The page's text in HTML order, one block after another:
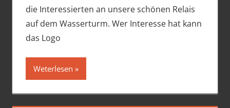
die Interessierten an unsere schönen Relais
auf dem Wasserturm. Wer Interesse hat kann
das Logo
Weterlesen